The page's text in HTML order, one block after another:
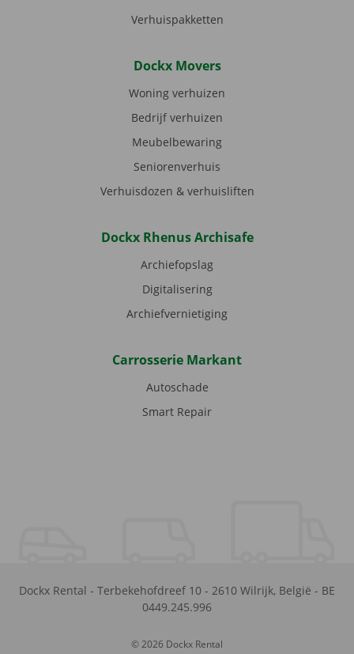
Verhuispakketten
Dockx Movers
Woning verhuizen
Bedrijf verhuizen
Meubelbewaring
Seniorenverhuis
Verhuisdozen & verhuisliften
Dockx Rhenus Archisafe
Archiefopslag
Digitalisering
Archiefvernietiging
Carrosserie Markant
Autoschade
Smart Repair
Dockx Rental - Terbekehofdreef 10 - 2610 Wilrijk, België - BE
0449.245.996
© 2026 Dockx Rental